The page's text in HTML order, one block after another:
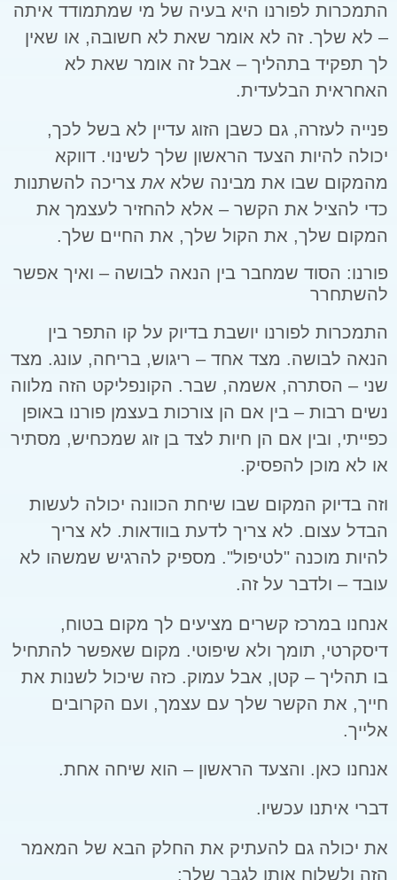
התמכרות לפורנו היא בעיה של מי שמתמודד איתה
– לא שלך. זה לא אומר שאת לא חשובה, או שאין
לך תפקיד בתהליך – אבל זה אומר שאת לא
האחראית הבלעדית.
פנייה לעזרה, גם כשבן הזוג עדיין לא בשל לכך,
יכולה להיות הצעד הראשון שלך לשינוי. דווקא
מהמקום שבו את מבינה שלא את צריכה להשתנות
כדי להציל את הקשר – אלא להחזיר לעצמך את
המקום שלך, את הקול שלך, את החיים שלך.
פורנו: הסוד שמחבר בין הנאה לבושה – ואיך אפשר
להשתחרר
התמכרות לפורנו יושבת בדיוק על קו התפר בין
הנאה לבושה. מצד אחד – ריגוש, בריחה, עונג. מצד
שני – הסתרה, אשמה, שבר. הקונפליקט הזה מלווה
נשים רבות – בין אם הן צורכות בעצמן פורנו באופן
כפייתי, ובין אם הן חיות לצד בן זוג שמכחיש, מסתיר
או לא מוכן להפסיק.
וזה בדיוק המקום שבו שיחת הכוונה יכולה לעשות
הבדל עצום. לא צריך לדעת בוודאות. לא צריך
להיות מוכנה "לטיפול". מספיק להרגיש שמשהו לא
עובד – ולדבר על זה.
אנחנו במרכז קשרים מציעים לך מקום בטוח,
דיסקרטי, תומך ולא שיפוטי. מקום שאפשר להתחיל
בו תהליך – קטן, אבל עמוק. כזה שיכול לשנות את
חייך, את הקשר שלך עם עצמך, ועם הקרובים
אלייך.
אנחנו כאן. והצעד הראשון – הוא שיחה אחת.
דברי איתנו עכשיו.
את יכולה גם להעתיק את החלק הבא של המאמר
הזה ולשלוח אותו לגבר שלך: